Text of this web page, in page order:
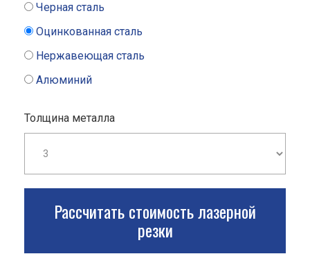
Черная сталь
Оцинкованная сталь
Нержавеющая сталь
Алюминий
Толщина металла
Рассчитать стоимость лазерной
резки